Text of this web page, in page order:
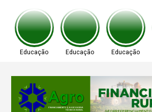
Educação Educação Educação